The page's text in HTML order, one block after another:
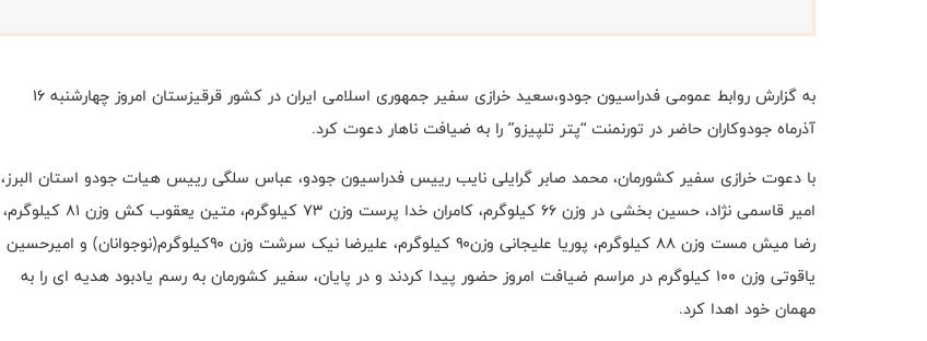
به گزارش روابط عمومی فدراسیون جودو،سعید خرازی سفیر جمهوری اسلامی ایران در کشور قرقیزستان امروز چهارشنبه ۱۶
آذرماه جودوکاران حاضر در تورنمنت “پتر تلپیزو” را به ضیافت ناهار دعوت کرد.
با دعوت خرازی سفیر کشورمان، محمد صابر گرایلی نایب رییس فدراسیون جودو، عباس سلگی رییس هیات جودو استان البرز،
امیر قاسمی نژاد، حسین بخشی در وزن ۶۶ کیلوگرم، کامران خدا پرست وزن ۷۳ کیلوگرم، متین یعقوب کش وزن ۸۱ کیلوگرم،
رضا میش مست وزن ۸۸ کیلوگرم، پوریا علیجانی وزن۹۰ کیلوگرم، علیرضا نیک سرشت وزن ۹۰کیلوگرم(نوجوانان) و امیرحسین
یاقوتی وزن ۱۰۰ کیلوگرم در مراسم ضیافت امروز حضور پیدا کردند و در پایان، سفیر کشورمان به رسم یادبود هدیه ای را به
مهمان خود اهدا کرد.‌